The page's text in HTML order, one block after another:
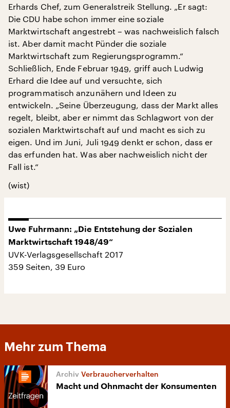
Erhards Chef, zum Generalstreik Stellung. „Er sagt:
Die CDU habe schon immer eine soziale
Marktwirtschaft angestrebt – was nachweislich falsch
ist. Aber damit macht Pünder die soziale
Marktwirtschaft zum Regierungsprogramm.“
Schließlich, Ende Februar 1949, griff auch Ludwig
Erhard die Idee auf und versuchte, sich
programmatisch anzunähern und Ideen zu
entwickeln. „Seine Überzeugung, dass der Markt alles
regelt, bleibt, aber er nimmt das Schlagwort von der
sozialen Marktwirtschaft auf und macht es sich zu
eigen. Und im Juni, Juli 1949 denkt er schon, dass er
das erfunden hat. Was aber nachweislich nicht der
Fall ist.“
(wist)
Uwe Fuhrmann: „Die Entstehung der Sozialen
Marktwirtschaft 1948/49“
UVK-Verlagsgesellschaft 2017
359 Seiten, 39 Euro
Mehr zum Thema
Verbraucherverhalten
Macht und Ohnmacht der Konsumenten